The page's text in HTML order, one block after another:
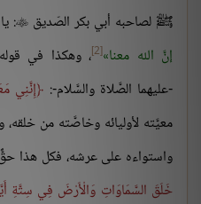
ﷺ لصاحبه أبي بكر الصّديق 
:
إنَّ الله معنا [2] ، وهكذا في
-عليهما الصَّلاة والسَّلام-:
إِنَّنِي
معيَّته لأوليائه وخاصَّته من خلقه،
واستواءه على عرشه، فكل هذا
خَلَقَ السَّمَاوَاتِ وَالْأَرْضَ فِي سِتَّةِ